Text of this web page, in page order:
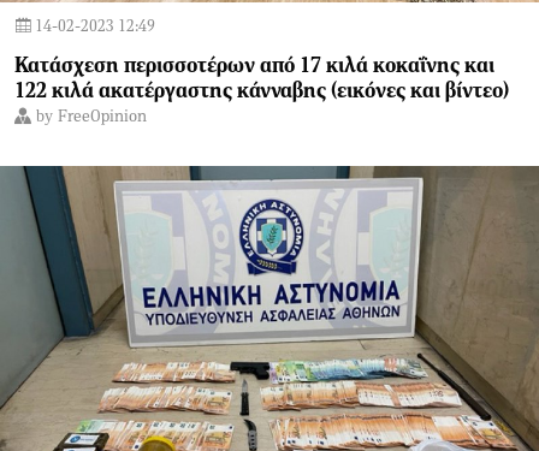
14-02-2023 12:49
Κατάσχεση περισσοτέρων από 17 κιλά κοκαΐνης και
122 κιλά ακατέργαστης κάνναβης (εικόνες και βίντεο)
by FreeOpinion